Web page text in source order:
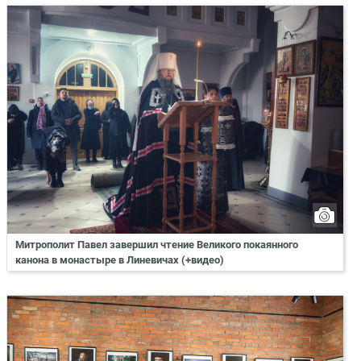
Митрополит Павел завершил чтение Великого покаянного
канона в монастыре в Линевичах (+видео)